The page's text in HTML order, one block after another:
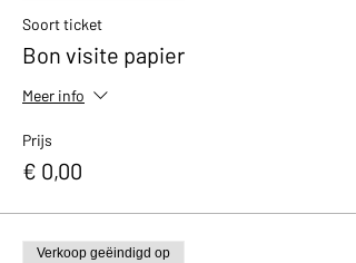
de 10% valable dans notre boutique.
Soort ticket
Bon visite papier
Meer info
Prijs
€ 0,00
Verkoop geëindigd op